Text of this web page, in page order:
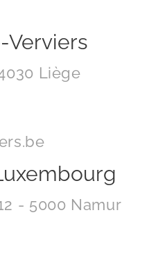
Verviers
Liège
- 5000 Namur